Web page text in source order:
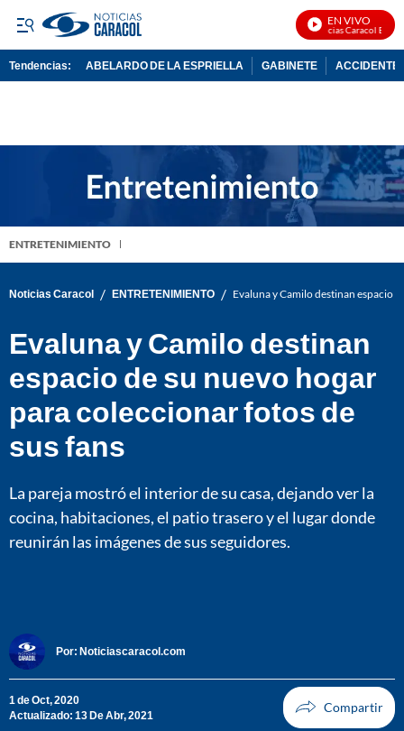
EN VIVO
Noticias Caracol En Vivo
Tendencias: ABELARDO DE LA ESPRIELLA GABINETE ACCIDENTE
ENTRETENIMIENTO
Noticias Caracol / ENTRETENIMIENTO / Evaluna y Camilo destinan espacio
Evaluna y Camilo destinan
espacio de su nuevo hogar
para coleccionar fotos de
sus fans
La pareja mostró el interior de su casa, dejando ver la
cocina, habitaciones, el patio trasero y el lugar donde
reunirán las imágenes de sus seguidores.
Por: Noticiascaracol.com
1 de Oct, 2020
Actualizado: 13 De Abr, 2021